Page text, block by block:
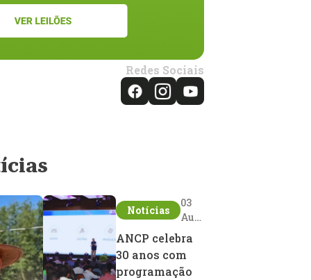
Redes Sociais
Notícias
03
Aug
ANCP celebra
30 anos com
programação